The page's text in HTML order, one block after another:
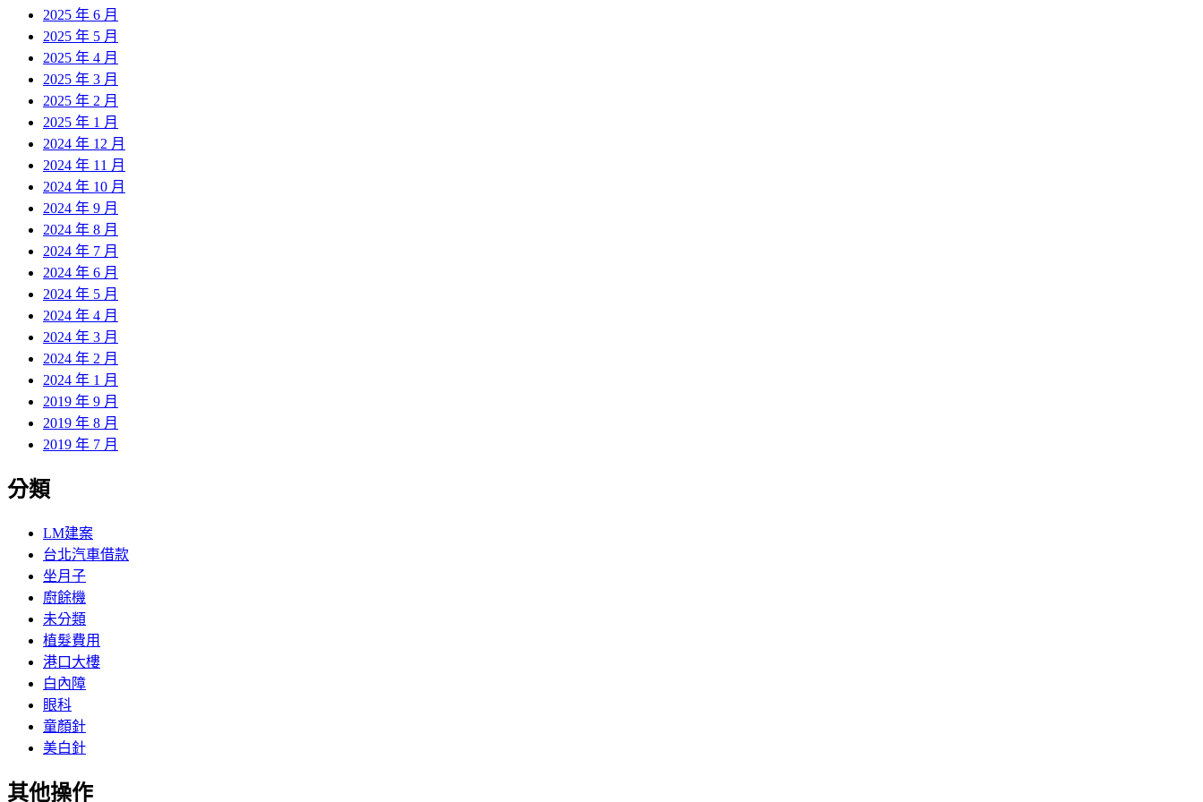
2025 年 6 月
2025 年 5 月
2025 年 4 月
2025 年 3 月
2025 年 2 月
2025 年 1 月
2024 年 12 月
2024 年 11 月
2024 年 10 月
2024 年 9 月
2024 年 8 月
2024 年 7 月
2024 年 6 月
2024 年 5 月
2024 年 4 月
2024 年 3 月
2024 年 2 月
2024 年 1 月
2019 年 9 月
2019 年 8 月
2019 年 7 月
分類
LM建案
台北汽車借款
坐月子
廚餘機
未分類
植髮費用
港口大樓
白內障
眼科
童顏針
美白針
其他操作